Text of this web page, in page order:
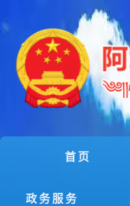
首页
政务服务